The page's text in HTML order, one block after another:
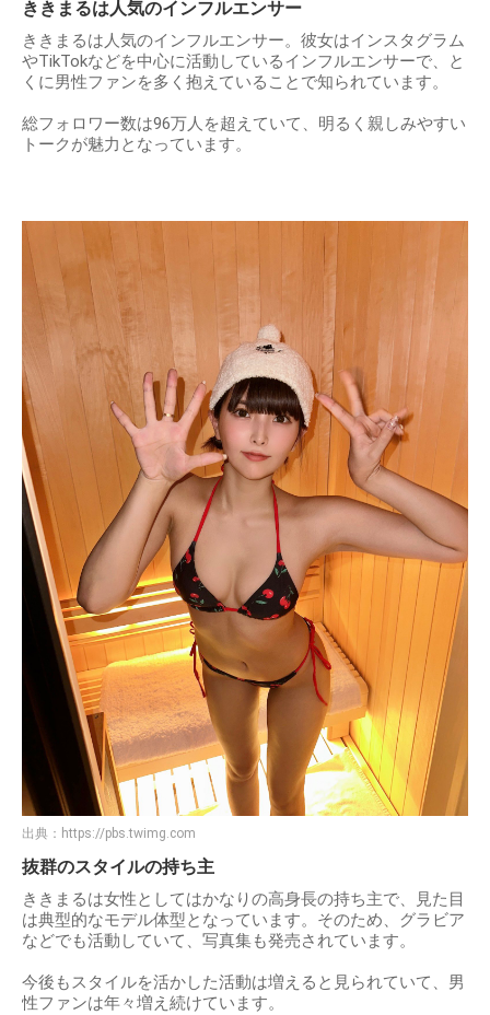
ききまるは人気のインフルエンサー
ききまるは人気のインフルエンサー。彼女はインスタグラム
やTikTokなどを中心に活動しているインフルエンサーで、と
くに男性ファンを多く抱えていることで知られています。
総フォロワー数は96万人を超えていて、明るく親しみやすい
トークが魅力となっています。
出典： https://pbs.twimg.com
抜群のスタイルの持ち主
ききまるは女性としてはかなりの高身長の持ち主で、見た目
は典型的なモデル体型となっています。そのため、グラビア
などでも活動していて、写真集も発売されています。
今後もスタイルを活かした活動は増えると見られていて、男
性ファンは年々増え続けています。